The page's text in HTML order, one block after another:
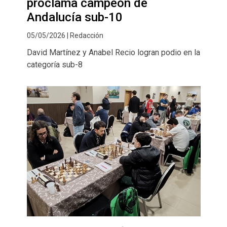
proclama campeón de
Andalucía sub-10
05/05/2026 | Redacción
David Martínez y Anabel Recio logran podio en la
categoría sub-8